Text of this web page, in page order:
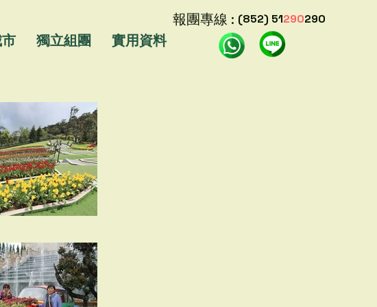
獨立組團 實用資料
報團專線 : (852) 51290290